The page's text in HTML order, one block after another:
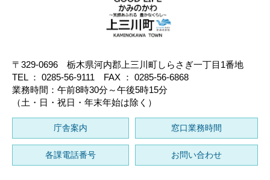
〒329-0696 栃木県河内郡上三川町しらさぎ一丁目1番地
TEL ： 0285-56-9111 FAX ： 0285-56-6868
業務時間：午前8時30分～午後5時15分
（土・日・祝日・年末年始は除く）
庁舎案内 窓口業務時間
各課電話番号 お問い合わせ